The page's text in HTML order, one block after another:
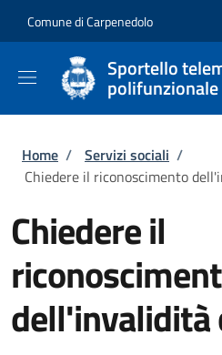
Comune di Carpenedolo
Sportello
polifunzionale
Briciole di pane
Home / Servizi sociali /
Chiedere il riconoscimento
Chiedere il
dell'invalidità